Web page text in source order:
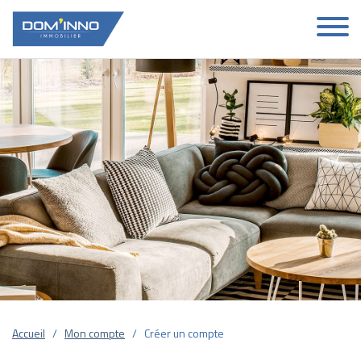
Accueil Mon compte Créer un compte